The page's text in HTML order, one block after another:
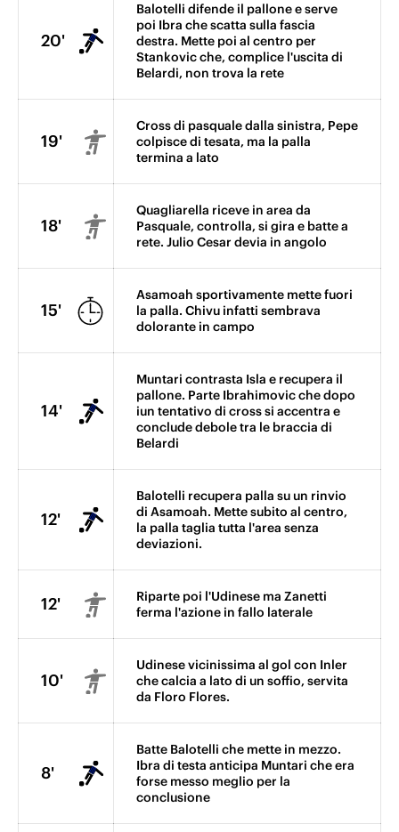
20'
Balotelli difende il pallone e serve
poi Ibra che scatta sulla fascia
destra. Mette poi al centro per
Stankovic che, complice l'uscita di
Belardi, non trova la rete
19'
Cross di pasquale dalla sinistra, Pepe
colpisce di tesata, ma la palla
termina a lato
18'
Quagliarella riceve in area da
Pasquale, controlla, si gira e batte a
rete. Julio Cesar devia in angolo
15'
Asamoah sportivamente mette fuori
la palla. Chivu infatti sembrava
dolorante in campo
14'
Muntari contrasta Isla e recupera il
pallone. Parte Ibrahimovic che dopo
iun tentativo di cross si accentra e
conclude debole tra le braccia di
Belardi
12'
Balotelli recupera palla su un rinvio
di Asamoah. Mette subito al centro,
la palla taglia tutta l'area senza
deviazioni.
12'
Riparte poi l'Udinese ma Zanetti
ferma l'azione in fallo laterale
10'
Udinese vicinissima al gol con Inler
che calcia a lato di un soffio, servita
da Floro Flores.
8'
Batte Balotelli che mette in mezzo.
Ibra di testa anticipa Muntari che era
forse messo meglio per la
conclusione